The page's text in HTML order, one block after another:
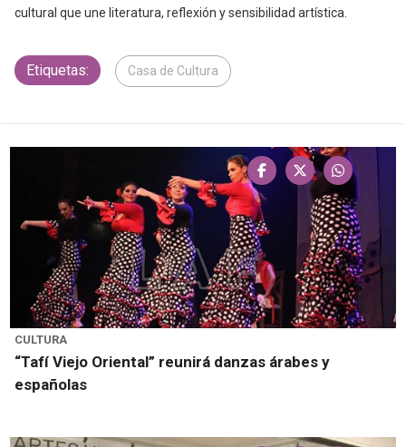
cultural que une literatura, reflexión y sensibilidad artística.
Etiquetas: Casa de Cultura
CULTURA
“Tafí Viejo Oriental” reunirá danzas árabes y
españolas